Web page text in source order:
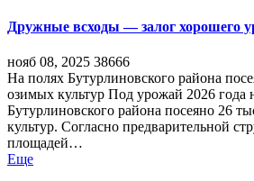
Дружные всходы — залог хорошего
нояб 08, 2025 38666
На полях Бутурлиновского района
озимых культур Под урожай 2026 года
Бутурлиновского района посеяно 26
культур. Согласно предварительной
площадей…
Еще